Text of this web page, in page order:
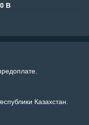
В
Казахстан.